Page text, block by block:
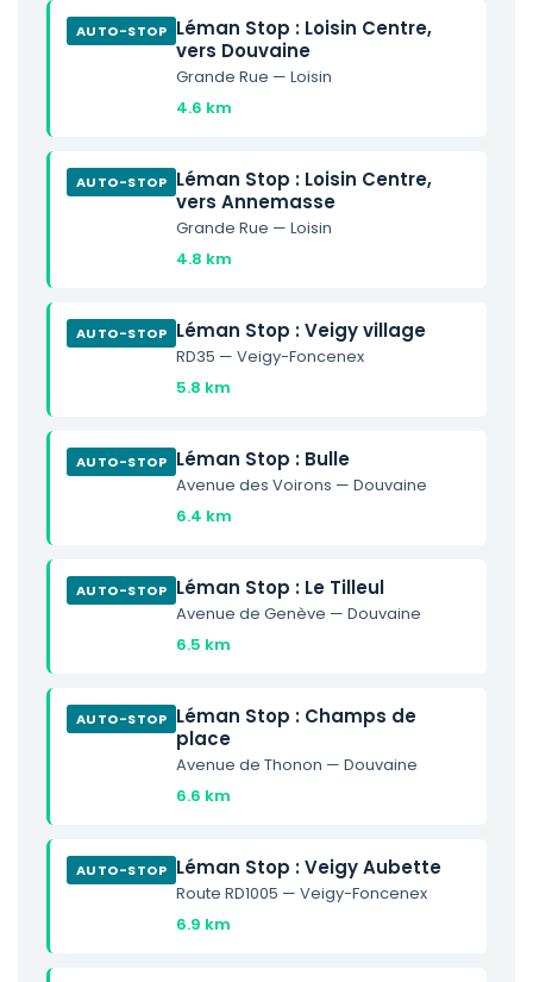
AUTO-STOP Léman Stop : Loisin Centre,
vers Douvaine
Grande Rue — Loisin
4.6 km
AUTO-STOP Léman Stop : Loisin Centre,
vers Annemasse
Grande Rue — Loisin
4.8 km
AUTO-STOP Léman Stop : Veigy villa ge
RD35 — Veigy-Foncenex
5.8 km
AUTO-STOP Léman Stop : Bulle
Avenue des Voirons — Douvaine
6.4 km
AUTO-STOP Léman Stop : Le Tilleul
Avenue de Genève — Douvaine
6.5 km
AUTO-STOP Léman Stop : Champs de
p lace
Avenue de Thonon — Douvaine
6.6 km
AUTO-STOP Léman Stop : Veigy Aubette
Route RD1005 — Veigy-Foncenex
6.9 km